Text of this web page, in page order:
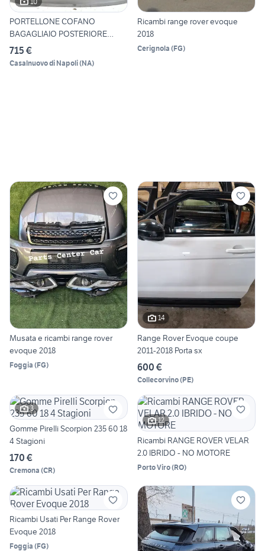
PORTELLONE COFANO
BAGAGLIAIO POSTERIORE
COMPLETO L
715 €
Casalnuovo di Napoli(NA)
Ricambi range rover evoque
2018
Cerignola (FG)
Musata e ricambi range rover
evoque 2018
Foggia (FG)
14
Range Rover Evoque coupe
2011-2018 Porta sx
600 €
Collecorvino(PE)
3
Gomme Pirelli Scorpion 235 60 18
4 Stagioni
170 €
Cremona (CR)
12
Ricambi RANGE ROVER VELAR
2.0 IBRIDO - NO MOTORE
Porto Viro(RO)
Ricambi Usati Per Range Rover
Evoque 2018
Foggia (FG)